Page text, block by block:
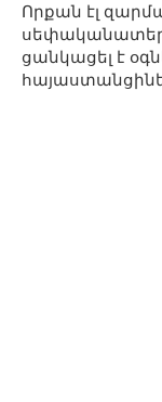
Որքան էլ
ցանկացել է